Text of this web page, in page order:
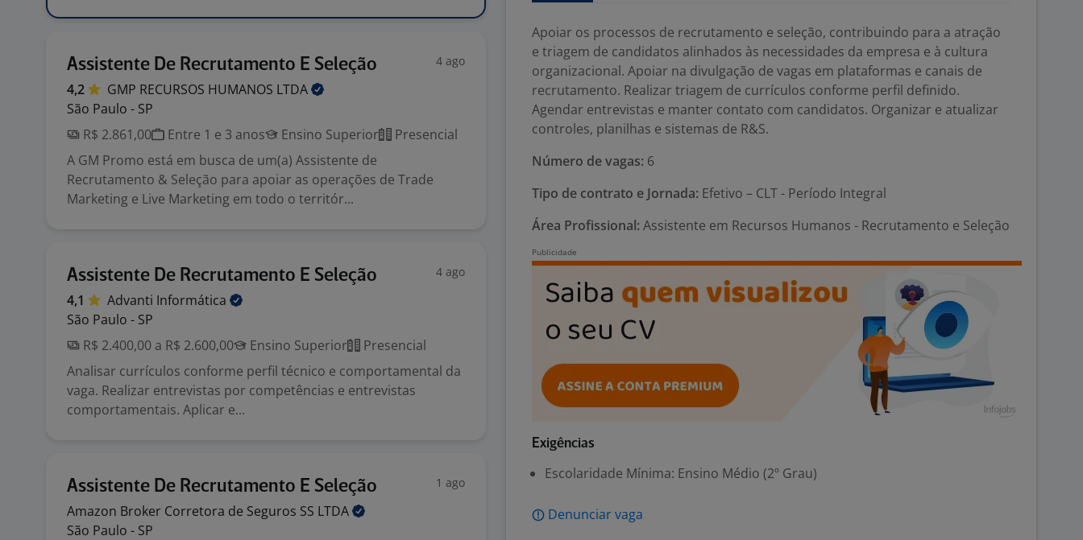
Assistente De Recrutamento E Seleção 4 ago
4,2 GMP RECURSOS HUMANOS LTDA
São Paulo - SP
R$ 2.861,00
Entre 1 e 3 anos Ensino Superior
Presencial
A GM Promo está em busca de um(a) Assistente de
Recrutamento & Seleção para apoiar as operações de Trade
Marketing e Live Marketing em todo o territór...
Assistente De Recrutamento E Seleção 4 ago
4,1 Advanti Informática
São Paulo - SP
R$ 2.400,00 a R$ 2.600,00
Ensino Superior
Presencial
Analisar currículos conforme perfil técnico e comportamental da
vaga. Realizar entrevistas por competências e entrevistas
comportamentais. Aplicar e...
Assistente De Recrutamento E Seleção 1 ago
Amazon Broker Corretora de Seguros SS LTDA
São Paulo - SP
Apoiar os processos de recrutamento e seleção, contribuindo para a atração
e triagem de candidatos alinhados às necessidades da empresa e à cultura
organizacional. Apoiar na divulgação de vagas em plataformas e canais de
recrutamento. Realizar triagem de currículos conforme perfil definido.
Agendar entrevistas e manter contato com candidatos. Organizar e atualizar
controles, planilhas e sistemas de R&S.
Número de vagas: 6
Tipo de contrato e Jornada: Efetivo – CLT - Período Integral
Área Profissional: Assistente em Recursos Humanos - Recrutamento e Seleção
Exigências
Escolaridade Mínima: Ensino Médio (2º Grau)
Denunciar vaga